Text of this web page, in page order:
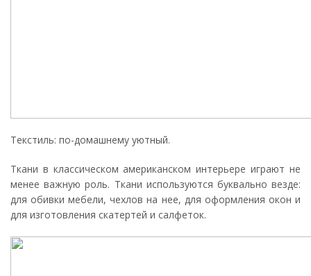
Текстиль: по-домашнему уютный.
Ткани в классическом американском интерьере играют не
менее важную роль. Ткани используются буквально везде:
для обивки мебели, чехлов на нее, для оформления окон и
для изготовления скатертей и салфеток.